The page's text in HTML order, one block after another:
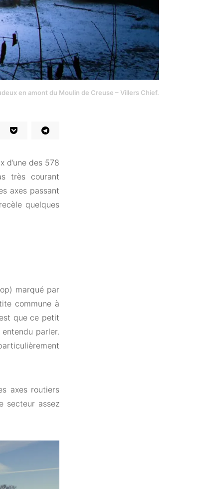
en amont du Moulin de Creuse – Villers Chief.
d’une des 578
très courant
axes passant
quelques
marqué par
commune à
que ce petit
parler.
axes routiers
secteur assez